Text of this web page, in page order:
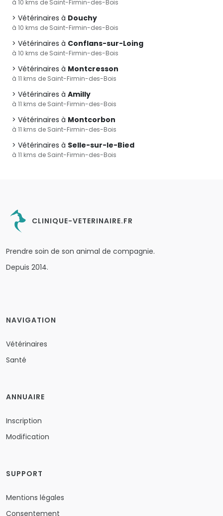
à 10 kms de Saint-Firmin-des-Bois
Vétérinaires à Douchy
à 10 kms de Saint-Firmin-des-Bois
Vétérinaires à Conflans-sur-Loing
à 10 kms de Saint-Firmin-des-Bois
Vétérinaires à Montcresson
à 11 kms de Saint-Firmin-des-Bois
Vétérinaires à Amilly
à 11 kms de Saint-Firmin-des-Bois
Vétérinaires à Montcorbon
à 11 kms de Saint-Firmin-des-Bois
Vétérinaires à Selle-sur-le-Bied
à 11 kms de Saint-Firmin-des-Bois
CLINIQUE-VETERINAIRE.FR
Prendre soin de son animal de compagnie.
Depuis 2014.
NAVIGATION
Vétérinaires
Santé
ANNUAIRE
Inscription
Modification
SUPPORT
Mentions légales
Consentement